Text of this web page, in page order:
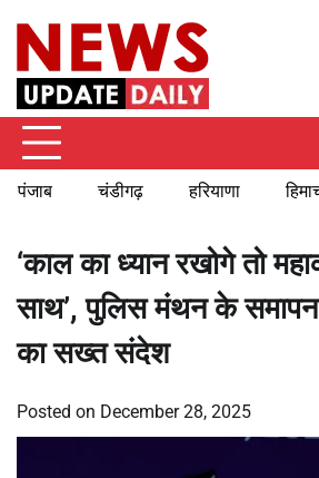
content
पंजाब चंडीगढ़ हरियाणा
‘काल का ध्यान रखोगे तो
साथ’, पुलिस मंथन के
का सख्त संदेश
Posted on December 28, 2025